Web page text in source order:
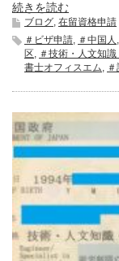
続きを読む
ブログ, 在留資格申請
＃ビザ申請, ＃中国人 ,
区, ＃技術・人文知
書士オフィスエム,